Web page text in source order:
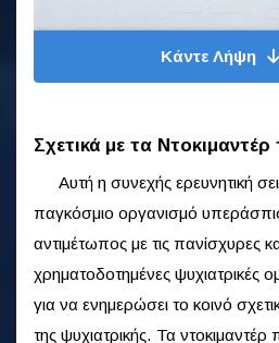
Κάντε Λήψη
Σχετικά με τα Ντοκιμαντέρ
Αυτή η συνεχής ερευνητική
παγκόσμιο οργανισμό
αντιμέτωπος με τις πανίσχυρες
χρηματοδοτημένες ψυχιατρικές
για να ενημερώσει το κοινό
της ψυχιατρικής. Τα